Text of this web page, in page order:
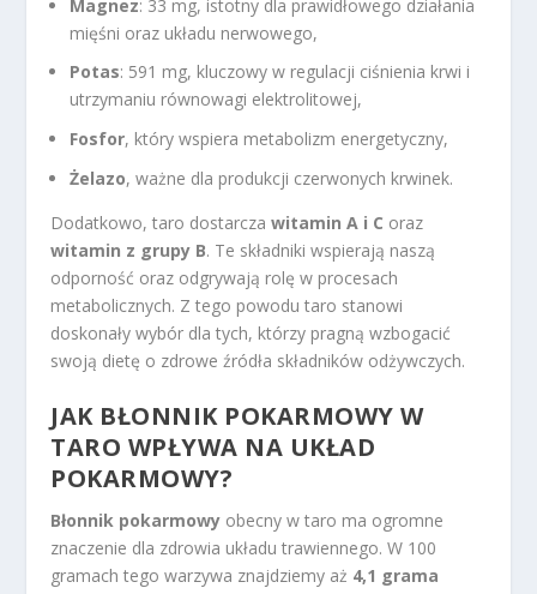
Magnez: 33 mg, istotny dla prawidłowego działania
mięśni oraz układu nerwowego,
Potas: 591 mg, kluczowy w regulacji ciśnienia krwi i
utrzymaniu równowagi elektrolitowej,
Fosfor, który wspiera metabolizm energetyczny,
Żelazo, ważne dla produkcji czerwonych krwinek.
Dodatkowo, taro dostarczawitamin A i C oraz
witamin z grupy B. Te składniki wspierają naszą
odporność oraz odgrywają rolę w procesach
metabolicznych. Z tego powodu taro stanowi
doskonały wybór dla tych, którzy pragną wzbogacić
swoją dietę o zdrowe źródła składników odżywczych.
JAK BŁONNIK POKARMOWY W
TARO WPŁYWA NA UKŁAD
POKARMOWY?
Błonnik pokarmowy obecny w taro ma ogromne
znaczenie dla zdrowia układu trawiennego. W 100
gramach tego warzywa znajdziemy aż 4,1 grama